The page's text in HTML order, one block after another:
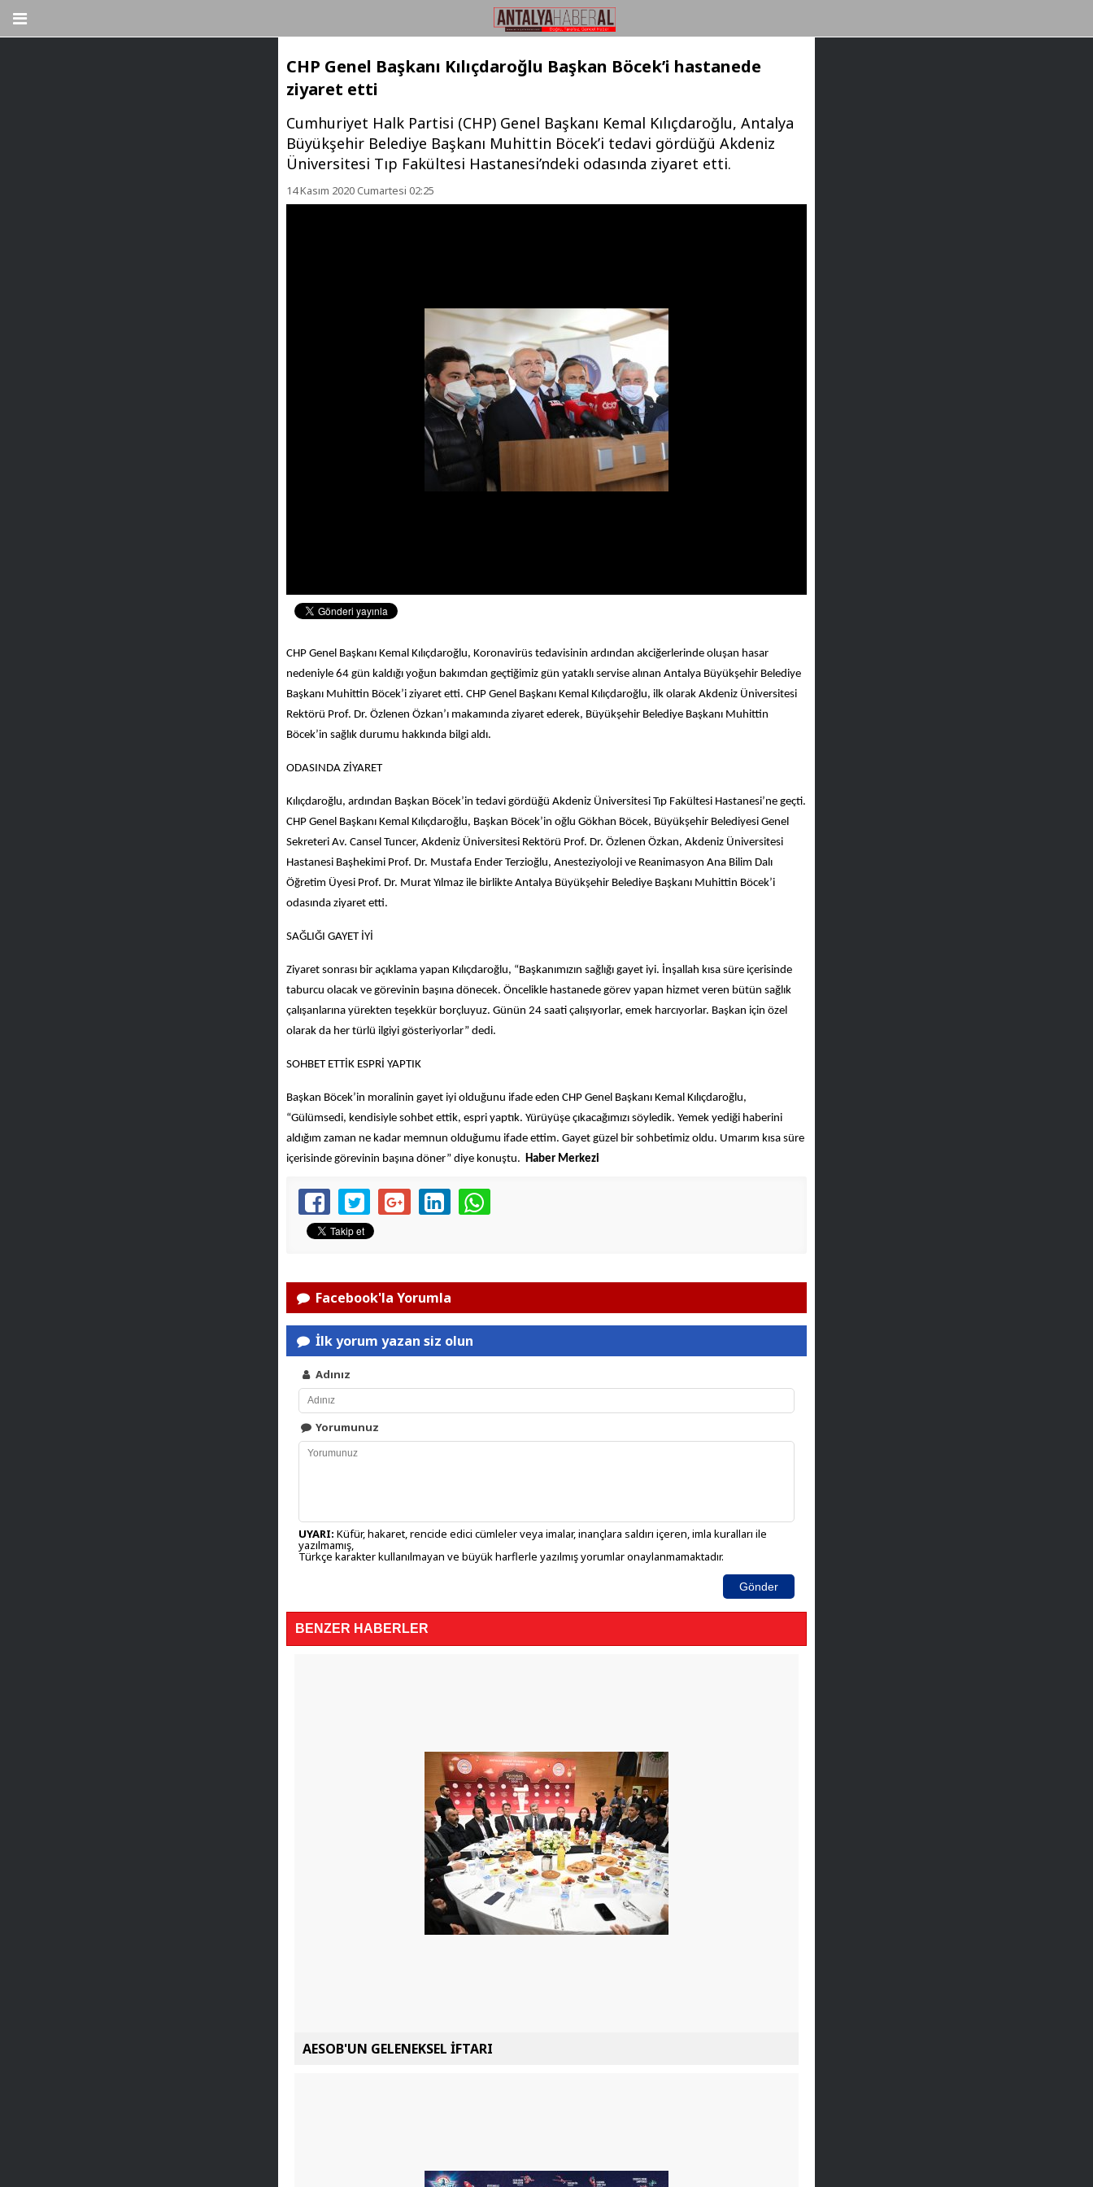
CHP Genel Başkanı Kılıçdaroğlu Başkan Böcek’i hastanede
ziyaret etti
Cumhuriyet Halk Partisi (CHP) Genel Başkanı Kemal Kılıçdaroğlu, Antalya
Büyükşehir Belediye Başkanı Muhittin Böcek’i tedavi gördüğü Akdeniz
Üniversitesi Tıp Fakültesi Hastanesi’ndeki odasında ziyaret etti.
14 Kasım 2020 Cumartesi 02:25
CHP Genel Başkanı Kemal Kılıçdaroğlu, Koronavirüs tedavisinin ardından akciğerlerinde oluşan hasar
nedeniyle 64 gün kaldığı yoğun bakımdan geçtiğimiz gün yataklı servise alınan Antalya Büyükşehir Belediye
Başkanı Muhittin Böcek’i ziyaret etti. CHP Genel Başkanı Kemal Kılıçdaroğlu, ilk olarak Akdeniz Üniversitesi
Rektörü Prof. Dr. Özlenen Özkan’ı makamında ziyaret ederek, Büyükşehir Belediye Başkanı Muhittin
Böcek’in sağlık durumu hakkında bilgi aldı.
ODASINDA ZİYARET
Kılıçdaroğlu, ardından Başkan Böcek’in tedavi gördüğü Akdeniz Üniversitesi Tıp Fakültesi Hastanesi’ne geçti.
CHP Genel Başkanı Kemal Kılıçdaroğlu, Başkan Böcek’in oğlu Gökhan Böcek, Büyükşehir Belediyesi Genel
Sekreteri Av. Cansel Tuncer, Akdeniz Üniversitesi Rektörü Prof. Dr. Özlenen Özkan, Akdeniz Üniversitesi
Hastanesi Başhekimi Prof. Dr. Mustafa Ender Terzioğlu, Anesteziyoloji ve Reanimasyon Ana Bilim Dalı
Öğretim Üyesi Prof. Dr. Murat Yılmaz ile birlikte Antalya Büyükşehir Belediye Başkanı Muhittin Böcek’i
odasında ziyaret etti.
SAĞLIĞI GAYET İYİ
Ziyaret sonrası bir açıklama yapan Kılıçdaroğlu, “Başkanımızın sağlığı gayet iyi. İnşallah kısa süre içerisinde
taburcu olacak ve görevinin başına dönecek. Öncelikle hastanede görev yapan hizmet veren bütün sağlık
çalışanlarına yürekten teşekkür borçluyuz. Günün 24 saati çalışıyorlar, emek harcıyorlar. Başkan için özel
olarak da her türlü ilgiyi gösteriyorlar” dedi.
SOHBET ETTİK ESPRİ YAPTIK
Başkan Böcek’in moralinin gayet iyi olduğunu ifade eden CHP Genel Başkanı Kemal Kılıçdaroğlu,
“Gülümsedi, kendisiyle sohbet ettik, espri yaptık. Yürüyüşe çıkacağımızı söyledik. Yemek yediği haberini
aldığım zaman ne kadar memnun olduğumu ifade ettim. Gayet güzel bir sohbetimiz oldu. Umarım kısa süre
içerisinde görevinin başına döner” diye konuştu. Haber Merkezi
Facebook'la Yorumla
İlk yorum yazan siz olun
Adınız
Yorumunuz
UYARI: Küfür, hakaret, rencide edici cümleler veya imalar, inançlara saldırı içeren, imla kuralları ile
yazılmamış,
Türkçe karakter kullanılmayan ve büyük harflerle yazılmış yorumlar onaylanmamaktadır.
Gönder
BENZER HABERLER
AESOB'UN GELENEKSEL İFTARI